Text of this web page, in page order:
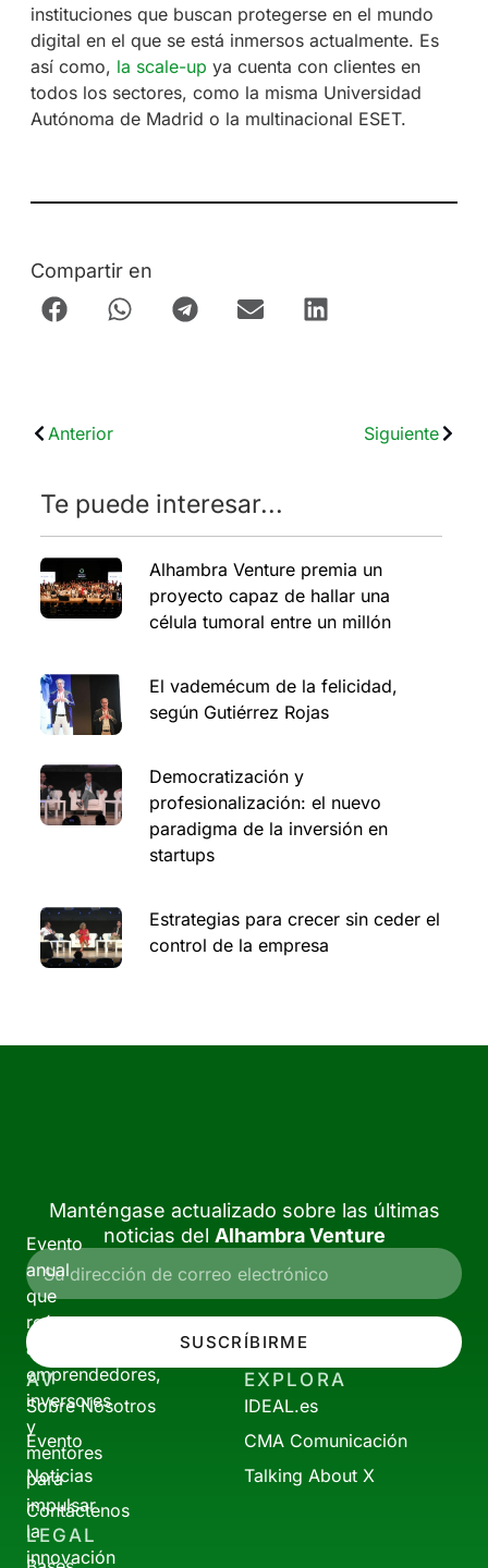
instituciones que buscan protegerse en el mundo
digital en el que se está inmersos actualmente. Es
así como, la scale-up ya cuenta con clientes en
todos los sectores, como la misma Universidad
Autónoma de Madrid o la multinacional ESET.
Compartir en
Anterior Siguiente
Te puede interesar...
Alhambra Venture premia un
proyecto capaz de hallar una
célula tumoral entre un millón
El vademécum de la felicidad,
según Gutiérrez Rojas
Democratización y
profesionalización: el nuevo
paradigma de la inversión en
startups
Estrategias para crecer sin ceder el
control de la empresa
Evento
anual
que
reúne
a
emprendedores,
inversores
y
mentores
para
impulsar
la
innovación
Manténgase actualizado sobre las últimas
noticias del Alhambra Venture
SUSCRÍBIRME
AV
Sobre Nosotros
Evento
Noticias
Contáctenos
EXPLORA
IDEAL.es
CMA Comunicación
Talking About X
LEGAL